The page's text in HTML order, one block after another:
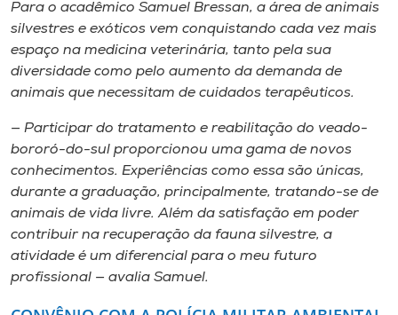
Para o acadêmico Samuel Bressan, a área de animais
silvestres e exóticos vem conquistando cada vez mais
espaço na medicina veterinária, tanto pela sua
diversidade como pelo aumento da demanda de
animais que necessitam de cuidados terapêuticos.
— Participar do tratamento e reabilitação do veado-
bororó-do-sul proporcionou uma gama de novos
conhecimentos. Experiências como essa são únicas,
durante a graduação, principalmente, tratando-se de
animais de vida livre. Além da satisfação em poder
contribuir na recuperação da fauna silvestre, a
atividade é um diferencial para o meu futuro
profissional — avalia Samuel.